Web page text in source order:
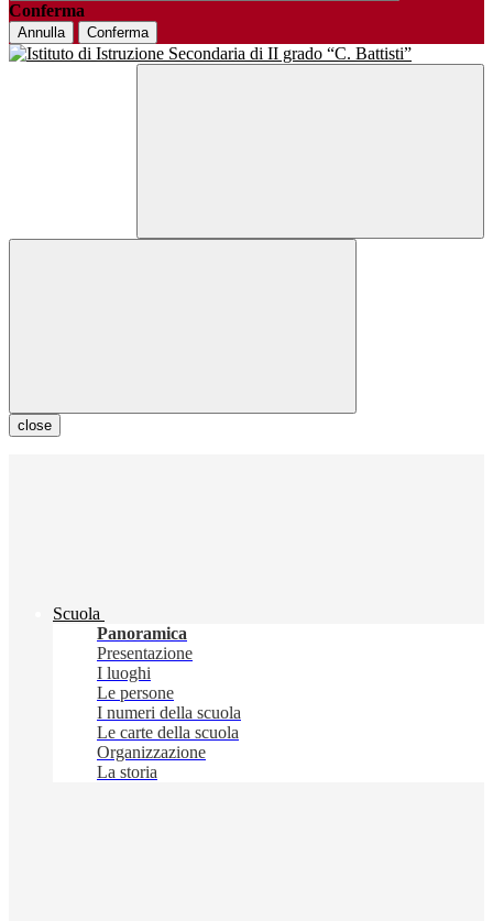
Conferma
Annulla Conferma
close
Scuola
Panoramica
Presentazione
I luoghi
Le persone
I numeri della scuola
Le carte della scuola
Organizzazione
La storia